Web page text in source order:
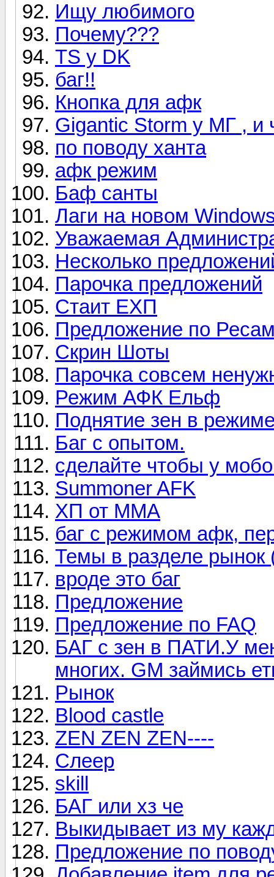
Ищу любимого
Почему???
TS у DK
баг!!
Кнопка для афк
Gigantic Storm у МГ , и
по поводу ханта
афк режим
Баф санты
Лаги на новом
Уважаемая
Несколько
Парочка предложений
Стаит ЕХП
Предложение по
Скрин Шоты
Парочка совсем
Режим АФК Ельф
Поднятие зен в
Баг с опытом.
сделайте чтобы у
Summoner AFK
ХП от ММА
баг с режимом афк,
Темы в разделе рынок
вроде это баг
Предложение
Предложение по FAQ
БАГ с зен в ПАТИ.У
многих. GM займись
Рынок
Blood castle
ZEN ZEN ZEN----
Слеер
skill
БАГ или хз че
Выкидывает из му
Предложение по